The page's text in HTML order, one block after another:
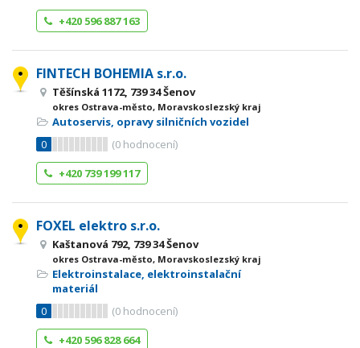
+420 596 887 163
FINTECH BOHEMIA s.r.o.
Těšínská 1172, 739 34 Šenov
okres Ostrava-město, Moravskoslezský kraj
Autoservis, opravy silničních vozidel
0
(0 hodnocení)
+420 739 199 117
FOXEL elektro s.r.o.
Kaštanová 792, 739 34 Šenov
okres Ostrava-město, Moravskoslezský kraj
Elektroinstalace, elektroinstalační
materiál
0
(0 hodnocení)
+420 596 828 664